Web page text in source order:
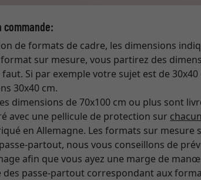
commande:
de formats de cadre, les dimensions
sur mesure, vous partirez des
faut. Si par exemple votre sujet est de
30x40 cm.
dimensions de 70x100 cm ou plus sont
avec une pellicule de protection sur
en Allemagne. Les formats sur mesure
partout, nous vous conseillons de
afin que vous ayez une marge de
passe-partout correspondant aux